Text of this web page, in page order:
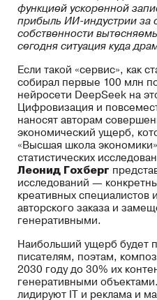
функцией ускоренной
прибыль ИИ-индустрии за
собственности
сегодня ситуация куда
Если такой «сервис», как
собирал первые 100 млн
нейросети DeepSeek на
Цифровизация и
наносят авторам
экономический ущерб,
«Высшая школа
статистических
Леонид Гохберг
исследований —
креативных специалистов
авторского заказа и
генеративными.
Наибольший ущерб будет
писателям, поэтам,
2030 году до 30% их
генеративными
лидируют IT и реклама и